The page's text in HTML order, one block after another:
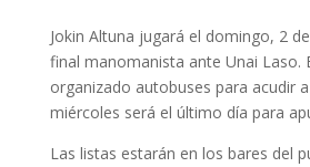
Jokin Altuna jugará el domingo, 2
final manomanista ante Unai Laso.
organizado autobuses para acudir
miércoles será el último día para
Las listas estarán en los bares del